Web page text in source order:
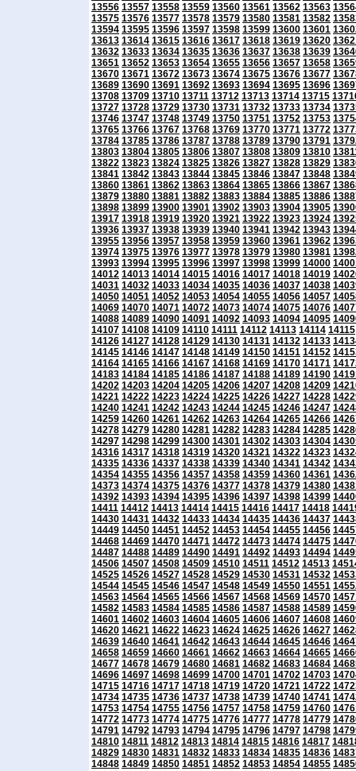
13556 13557 13558 13559 13560 13561 13562 13563
13575 13576 13577 13578 13579 13580 13581 13582
13594 13595 13596 13597 13598 13599 13600 13601
13613 13614 13615 13616 13617 13618 13619 13620
13632 13633 13634 13635 13636 13637 13638 13639
13651 13652 13653 13654 13655 13656 13657 13658
13670 13671 13672 13673 13674 13675 13676 13677
13689 13690 13691 13692 13693 13694 13695 13696
13708 13709 13710 13711 13712 13713 13714 13715
13727 13728 13729 13730 13731 13732 13733 13734
13746 13747 13748 13749 13750 13751 13752 13753
13765 13766 13767 13768 13769 13770 13771 13772
13784 13785 13786 13787 13788 13789 13790 13791
13803 13804 13805 13806 13807 13808 13809 13810
13822 13823 13824 13825 13826 13827 13828 13829
13841 13842 13843 13844 13845 13846 13847 13848
13860 13861 13862 13863 13864 13865 13866 13867
13879 13880 13881 13882 13883 13884 13885 13886
13898 13899 13900 13901 13902 13903 13904 13905
13917 13918 13919 13920 13921 13922 13923 13924
13936 13937 13938 13939 13940 13941 13942 13943
13955 13956 13957 13958 13959 13960 13961 13962
13974 13975 13976 13977 13978 13979 13980 13981
13993 13994 13995 13996 13997 13998 13999 14000
14012 14013 14014 14015 14016 14017 14018 14019
14031 14032 14033 14034 14035 14036 14037 14038
14050 14051 14052 14053 14054 14055 14056 14057
14069 14070 14071 14072 14073 14074 14075 14076
14088 14089 14090 14091 14092 14093 14094 14095
14107 14108 14109 14110 14111 14112 14113 14114 14115
14126 14127 14128 14129 14130 14131 14132 14133
14145 14146 14147 14148 14149 14150 14151 14152
14164 14165 14166 14167 14168 14169 14170 14171
14183 14184 14185 14186 14187 14188 14189 14190
14202 14203 14204 14205 14206 14207 14208 14209
14221 14222 14223 14224 14225 14226 14227 14228
14240 14241 14242 14243 14244 14245 14246 14247
14259 14260 14261 14262 14263 14264 14265 14266
14278 14279 14280 14281 14282 14283 14284 14285
14297 14298 14299 14300 14301 14302 14303 14304
14316 14317 14318 14319 14320 14321 14322 14323
14335 14336 14337 14338 14339 14340 14341 14342
14354 14355 14356 14357 14358 14359 14360 14361
14373 14374 14375 14376 14377 14378 14379 14380
14392 14393 14394 14395 14396 14397 14398 14399
14411 14412 14413 14414 14415 14416 14417 14418
14430 14431 14432 14433 14434 14435 14436 14437
14449 14450 14451 14452 14453 14454 14455 14456
14468 14469 14470 14471 14472 14473 14474 14475
14487 14488 14489 14490 14491 14492 14493 14494
14506 14507 14508 14509 14510 14511 14512 14513
14525 14526 14527 14528 14529 14530 14531 14532
14544 14545 14546 14547 14548 14549 14550 14551
14563 14564 14565 14566 14567 14568 14569 14570
14582 14583 14584 14585 14586 14587 14588 14589
14601 14602 14603 14604 14605 14606 14607 14608
14620 14621 14622 14623 14624 14625 14626 14627
14639 14640 14641 14642 14643 14644 14645 14646
14658 14659 14660 14661 14662 14663 14664 14665
14677 14678 14679 14680 14681 14682 14683 14684
14696 14697 14698 14699 14700 14701 14702 14703
14715 14716 14717 14718 14719 14720 14721 14722
14734 14735 14736 14737 14738 14739 14740 14741
14753 14754 14755 14756 14757 14758 14759 14760
14772 14773 14774 14775 14776 14777 14778 14779
14791 14792 14793 14794 14795 14796 14797 14798
14810 14811 14812 14813 14814 14815 14816 14817
14829 14830 14831 14832 14833 14834 14835 14836
14848 14849 14850 14851 14852 14853 14854 14855